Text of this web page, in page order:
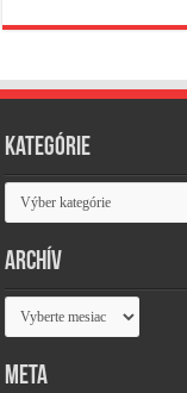
Kategórie
Kategórie
Archív
Archív
Meta